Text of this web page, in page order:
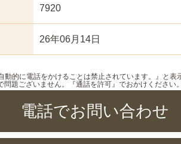
7920
26年06月14日
動的に電話をかけることは禁止されています。』と
問題ございません。『通話を許可』でおかけください
電話でお問い合わせ